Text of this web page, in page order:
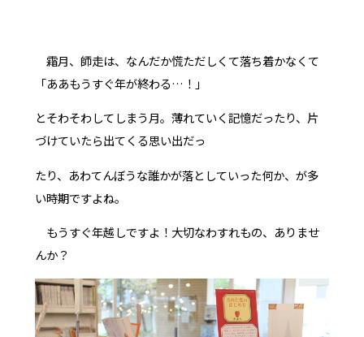
霜月、師走は、なんだか慌ただしくて落ち着かなくて
「ああもうすぐ年が終わる…！」
とそわそわしてしまう月。薄れていく記憶だったり、片
づけていたら出てくる思い出だっ
たり、あわてんぼうな誰かが落としていった何か、が多
い時期ですよね。
もうすぐ年越しですよ！大切なわすれもの、ありませ
んか？